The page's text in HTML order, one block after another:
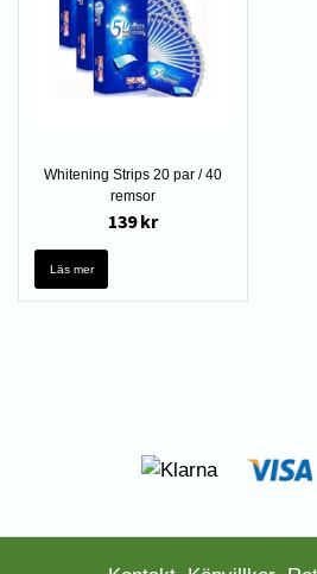
Whitening Strips 20 par / 40
remsor
139 kr
Läs mer